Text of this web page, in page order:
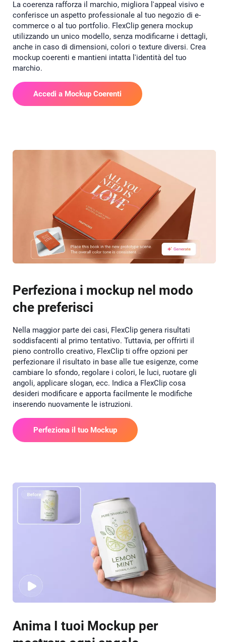
La coerenza rafforza il marchio, migliora l'appeal visivo e
conferisce un aspetto professionale al tuo negozio di e-
commerce o al tuo portfolio. FlexClip genera mockup
utilizzando un unico modello, senza modificarne i dettagli,
anche in caso di dimensioni, colori o texture diversi. Crea
mockup coerenti e mantieni intatta l'identità del tuo
marchio.
Accedi a Mockup Coerenti
Perfeziona i mockup nel modo
che preferisci
Nella maggior parte dei casi, FlexClip genera risultati
soddisfacenti al primo tentativo. Tuttavia, per offrirti il
pieno controllo creativo, FlexClip ti offre opzioni per
perfezionare il risultato in base alle tue esigenze, come
cambiare lo sfondo, regolare i colori, le luci, ruotare gli
angoli, applicare slogan, ecc. Indica a FlexClip cosa
desideri modificare e apporta facilmente le modifiche
inserendo nuovamente le istruzioni.
Perfeziona il tuo Mockup
Anima I tuoi Mockup per